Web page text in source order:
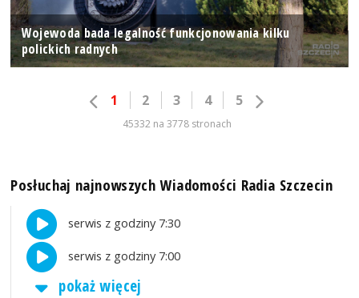
Wojewoda bada legalność funkcjonowania kilku
polickich radnych
1 2 3 4 5
45332 na 3778 stronach
Posłuchaj najnowszych Wiadomości Radia Szczecin
serwis z godziny 7:30
serwis z godziny 7:00
pokaż więcej